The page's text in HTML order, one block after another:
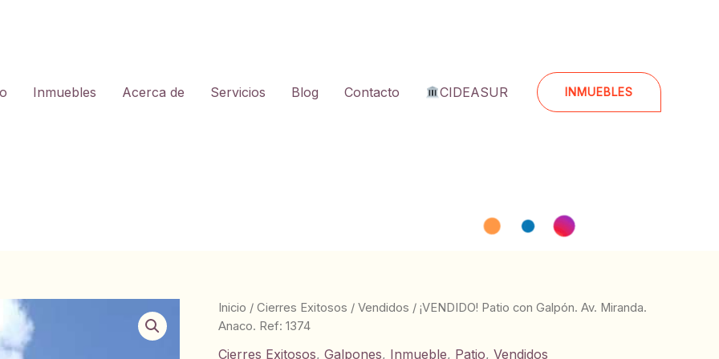
Inmuebles Acerca de Servicios Blog Contacto CIDEASUR INMUEBLES
Inicio / Cierres Exitosos / Vendidos / ¡VENDIDO! Patio con Galpón. Av. Miranda.
Anaco. Ref: 1374
Cierres Exitosos, Galpones, Inmueble, Patio, Vendidos